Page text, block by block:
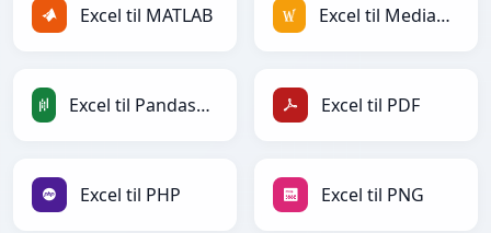
Excel til MATLAB Excel til MediaWiki
Excel til PandasDataFrame Excel til PDF
Excel til PHP Excel til PNG